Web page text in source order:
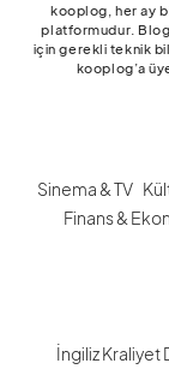
kooplog, her ay
platformudur.
için gerekli teknik
kooplog’a
Sinema & TV
Finans &
İngiliz Kraliyet